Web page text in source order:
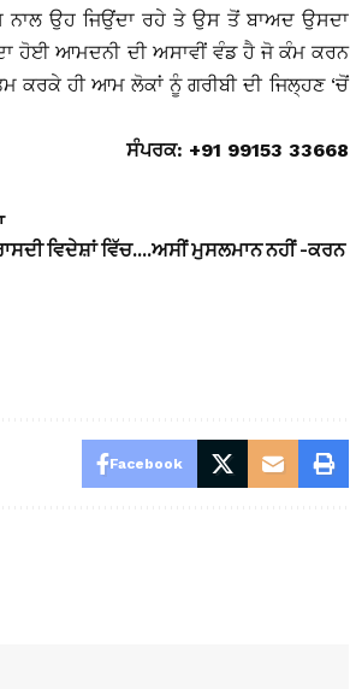
ਨਾਲ ਉਹ ਜਿਉਂਦਾ ਰਹੇ ਤੇ ਉਸ ਤੋਂ ਬਾਅਦ ਉਸਦਾ
ਹੋਈ ਆਮਦਨੀ ਦੀ ਅਸਾਵੀਂ ਵੰਡ ਹੈ ਜੋ ਕੰਮ ਕਰਨ
ਕਰਕੇ ਹੀ ਆਮ ਲੋਕਾਂ ਨੂੰ ਗਰੀਬੀ ਦੀ ਜਿਲ੍ਹਣ ‘ਚੋਂ
ਸੰਪਰਕ: +91 99153 33668
ਵਿਦੇਸ਼ਾਂ ਵਿੱਚ….ਅਸੀਂ ਮੁਸਲਮਾਨ ਨਹੀਂ -ਕਰਨ
Facebook